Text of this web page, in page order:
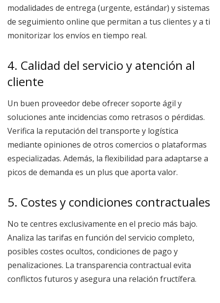
modalidades de entrega (urgente, estándar) y sistemas
de seguimiento online que permitan a tus clientes y a ti
monitorizar los envíos en tiempo real.
4. Calidad del servicio y atención al
cliente
Un buen proveedor debe ofrecer soporte ágil y
soluciones ante incidencias como retrasos o pérdidas.
Verifica la reputación del transporte y logística
mediante opiniones de otros comercios o plataformas
especializadas. Además, la flexibilidad para adaptarse a
picos de demanda es un plus que aporta valor.
5. Costes y condiciones contractuales
No te centres exclusivamente en el precio más bajo.
Analiza las tarifas en función del servicio completo,
posibles costes ocultos, condiciones de pago y
penalizaciones. La transparencia contractual evita
conflictos futuros y asegura una relación fructífera.